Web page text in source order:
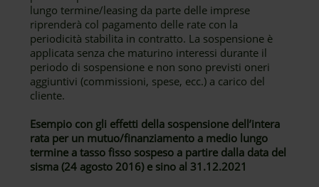
lungo termine/leasing da parte delle imprese
riprenderà col pagamento delle rate con la
periodicità stabilita in contratto. La sospensione è
applicata senza che maturino interessi durante il
periodo di sospensione e non sono previsti oneri
aggiuntivi (commissioni, spese, ecc.) a carico del
cliente.
Esempio con gli effetti della sospensione dell’intera
rata per un mutuo/finanziamento a medio lungo
termine a tasso fisso sospeso a partire dalla data del
sisma (24 agosto 2016) e sino al 31.12.2021